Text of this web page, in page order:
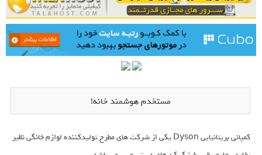
مستخدم هوشمند خانه!
کمپانی بریتانیایی Dyson یکی از شرکت های مطرح تولیدکننده لوازم خانگی نظیر